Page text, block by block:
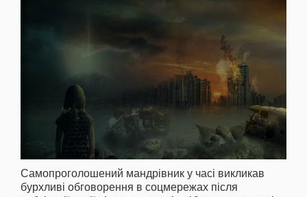
Самопроголошений мандрівник у часі викликав
бурхливі обговорення в соцмережах після